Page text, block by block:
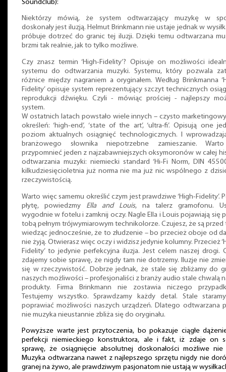
Soundclub):
Niektórzy mówią, że system odtwarzający muzykę w
doskonały jest iluzją. Helmut Brinkmann nie ustaje jednak w
próbuje dotrzeć do granic tej iluzji. Dzięki temu odtwarzana
brzmi tak realnie, jak to tylko możliwe.
Czy znasz termin ‘High-Fidelity’? Opisuje on możliwości
systemu do odtwarzania muzyki. Systemu, który pozwala
różnice między nagraniem a oryginałem. Według Brinkmanna
Fidelity’ opisuje system reprezentujący szczyt technicznych
reprodukcji dźwięku. Czyli - mówiąc prościej - najlepszy
system.
W ostatnich latach powstało wiele innych – czysto
określeń: ‘high-end’, ‘state of the art’, ‘ultra-fi’. Opisują one
poziom aktualnych osiągnięć technologicznych. I
branżowego słownika niepotrzebne zamieszanie.
przypomnieć jeden z najzabawniejszych oksymoronów w całej
odtwarzania muzyki: niemiecki standard ‘Hi-Fi Norm, DIN
kilkudziesięcioletnia już norma nie ma już nic wspólnego z
rzeczywistością.
Warto więc samemu określić czym jest prawdziwe ‘High-Fidelity’.
płytę, powiedzmy Ella and Louis, na talerz gramofonu.
wygodnie w fotelu i zamknij oczy. Nagle Ella i Louis pojawiają się
tobą pełnym trójwymiarowym technikolorze. Czujesz, że są przed
wiedząc jednocześnie, że to złudzenie – bo przecież oboje od
nie żyją. Otwierasz więc oczy i widzisz jedynie kolumny. Przecież
Fidelity’ to jedynie perfekcyjna iluzja. Jest celem naszej drogi.
zdajemy sobie sprawę, że nigdy tam nie dotrzemy. Iluzje nie
się w rzeczywistość. Dobrze jednak, że stale się zbliżamy do
naszych możliwości – profesjonaliści z branży audio stale chwalą
produkty. Firma Brinkmann nie zostawia niczego
Testujemy wszystko. Sprawdzamy każdy detal. Stale
poprawiać możliwości naszych urządzeń. Dlatego odtwarzana
nie muzyka nieustannie zbliża się do oryginału.
Powyższe warte jest przytoczenia, bo pokazuje ciągłe
perfekcji niemieckiego konstruktora, ale i fakt, iż zdaje on
sprawę, że osiągnięcie absolutnej doskonałości możliwe nie
Muzyka odtwarzana nawet z najlepszego sprzętu nigdy nie
granej na żywo, ale prawdziwym pasjonatom nie ustają w